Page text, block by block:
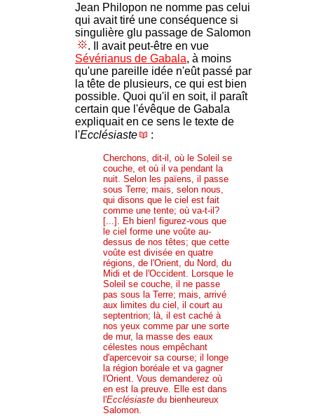
Jean Philopon ne nomme pas celui
qui avait tiré une conséquence si
singulière glu passage de Salomon
. Il avait peut-être en vue
Sévérianus de Gabala, à moins
qu'une pareille idée n'eût passé par
la tête de plusieurs, ce qui est bien
possible. Quoi qu'il en soit, il paraît
certain que l'évêque de Gabala
expliquait en ce sens le texte de
l'Ecclésiaste :
Cherchons, dit-il, où le Soleil se
couche, et où il va pendant la
nuit. Selon les païens, il passe
sous Terre; mais, selon nous,
qui disons que le ciel est fait
comme une tente; où va-t-il?
[...]. Eh bien! figurez-vous que
le ciel forme une voûte au-
dessus de nos têtes; que cette
voûte est divisée en quatre
régions, de l'Orient, du Nord, du
Midi et de l'Occident. Lorsque le
Soleil se couche, il ne passe
pas sous la Terre; mais, arrivé
aux limites du ciel, il court au
septentrion; là, il est caché à
nos yeux comme par une sorte
de mur, la masse des eaux
célestes nous empêchant
d'apercevoir sa course; il longe
la région boréale et va gagner
l'Orient. Vous demanderez où
en est la preuve. Elle est dans
l'Ecclésiaste du bienheureux
Salomon.